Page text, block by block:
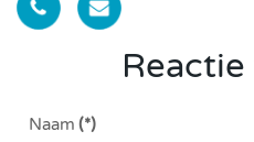
Naam (*)